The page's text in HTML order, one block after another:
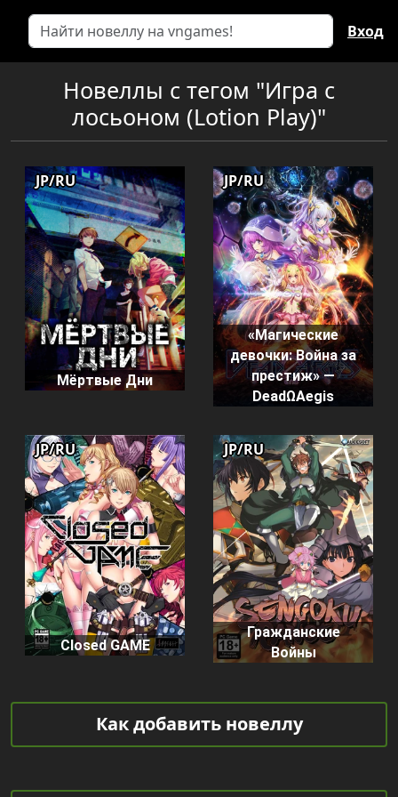
Вход
Новеллы с тегом "Игра с
лосьоном (Lotion Play)"
Мёртвые Дни
JP/RU
«Магические
девочки: Война за
престиж» —
DeadΩAegis
JP/RU
Closed GAME
JP/RU
Гражданские
Войны
JP/RU
Как добавить новеллу